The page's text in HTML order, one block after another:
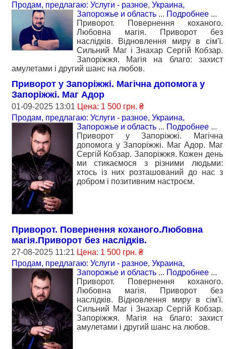
Продам, предлагаю: Услуги - разное, Украина,
Запорожье и область ... Подробнее ...
Приворот. Повернення коханого.
Любовна магія. Приворот без
наслідків. Відновлення миру в сім'ї.
Сильний Маг і Знахар Сергій Кобзар.
Запоріжжя. Магія на благо: захист
амулетами і другий шанс на любов.
Приворот у Запоріжжі. Магічна допомога у
Запоріжжі. Маг Адор
01-09-2025 13:01 Цена: 1 500 грн. ₴
Продам, предлагаю: Услуги - разное, Украина,
Запорожье и область ... Подробнее ...
Приворот у Запоріжжі. Магічна
допомога у Запоріжжі. Маг Адор. Маг
Сергій Кобзар. Запоріжжя. Кожен день
ми стикаємося з різними людьми:
хтось із них розташований до нас з
добром і позитивним настроєм.
Приворот. Повернення коханого.Любовна
магія.Приворот без наслідків.
27-08-2025 11:21 Цена: 1 500 грн. ₴
Продам, предлагаю: Услуги - разное, Украина,
Запорожье и область ... Подробнее ...
Приворот. Повернення коханого.
Любовна магія. Приворот без
наслідків. Відновлення миру в сім'ї.
Сильний Маг і Знахар Сергій Кобзар.
Запоріжжя. Магія на благо: захист
амулетами і другий шанс на любов.